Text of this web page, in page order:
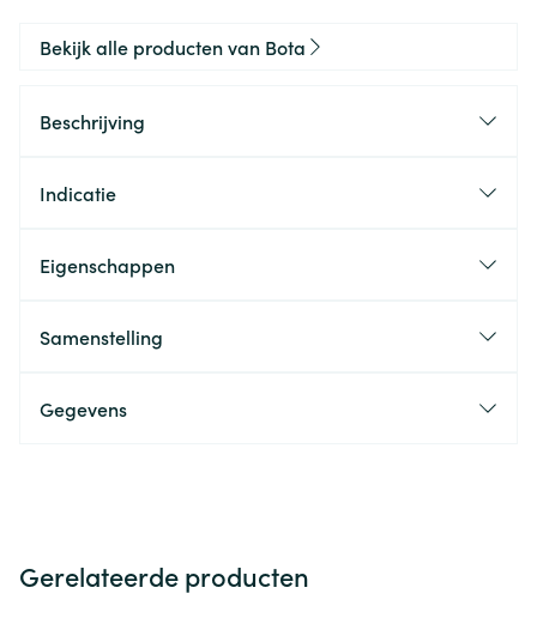
Bekijk alle producten van Bota
Beschrijving
Indicatie
Eigenschappen
Samenstelling
Gegevens
Gerelateerde producten